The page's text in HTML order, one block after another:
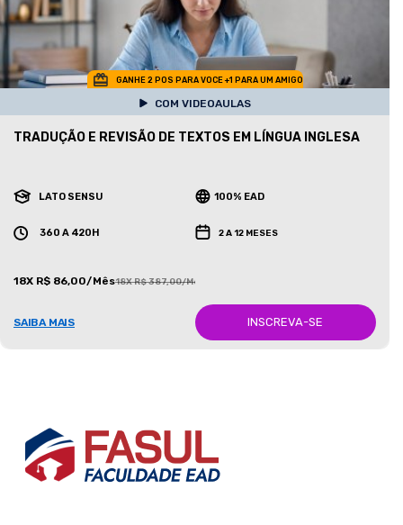
GANHE 2 POS PARA VOCE +1 PARA UM AMIGO
COM VIDEOAULAS
TRADUÇÃO E REVISÃO DE TEXTOS EM LÍNGUA INGLESA
LATO SENSU 100% EAD
360 A 420H 2 A 12 MESES
18X R$ 86,00/Mês18X R$ 387,00/Mês
SAIBA MAIS INSCREVA-SE